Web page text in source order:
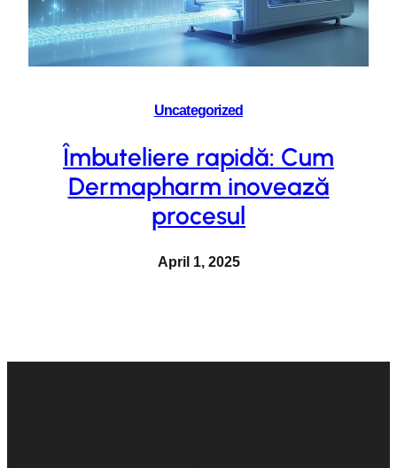
Uncategorized
Îmbuteliere rapidă: Cum
Dermapharm inovează
procesul
April 1, 2025